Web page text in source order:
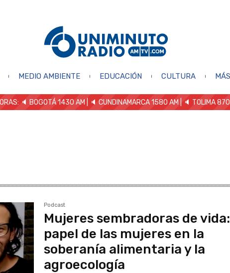
MEDIO AMBIENTE EDUCACIÓN CULTURA
🔈 BOGOTÁ 1430 AM | 🔈 CUNDINAMARCA 1580 AM | 🔈 TOLIMA
Podcast
Mujeres sembradoras de
papel de las mujeres en la
soberanía alimentaria y la
agroecología